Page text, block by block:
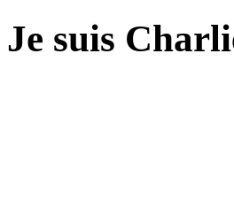
Je suis